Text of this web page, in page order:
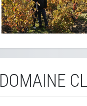
DOMAINE